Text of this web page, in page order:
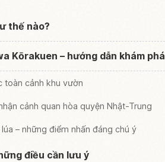
thế nào?
Kōrakuen – hướng dẫn khám phá
toàn cảnh khu vườn
cảnh quan hòa quyện Nhật-Trung
– những điểm nhấn đáng chú ý
điều cần lưu ý